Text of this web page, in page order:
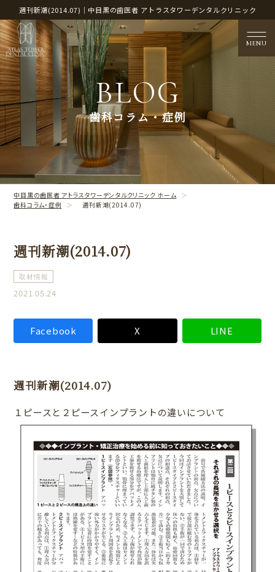
週刊新潮(2014.07)｜中目黒の歯医者 アトラスタワーデンタルクリニック
MENU
医院概要
CLINIC CONTENTS
治療案内
TREATMENT CONTENTS
BLOG
歯科コラム・症例
中目黒の歯医者 アトラスタワーデンタルクリニック ホーム
歯科コラム・症例
週刊新潮(2014.07)
週刊新潮(2014.07)
取材情報
2021.05.24
Facebook X LINE
週刊新潮(2014.07)
１ピースと２ピースインプラントの違いについて